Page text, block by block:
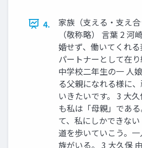
4.
家族（支える・支え
（敬称略） 言葉 2 河
婚せず、働いてくれ
パートナーとして在
中学校二年生の一 人
る父親になれる様に
いきたいです。 3 大
も私は「母親」であ
て、私にしかできな
道を歩いていこう。
族がいる。 3 大久保